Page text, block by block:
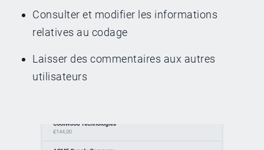
Consulter et modifier les informations
relatives au codage
Laisser des commentaires aux autres
utilisateurs